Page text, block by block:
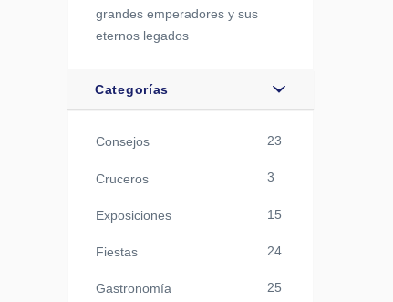
grandes emperadores y sus
eternos legados
Categorías
Consejos 23
Cruceros 3
Exposiciones 15
Fiestas 24
Gastronomía 25